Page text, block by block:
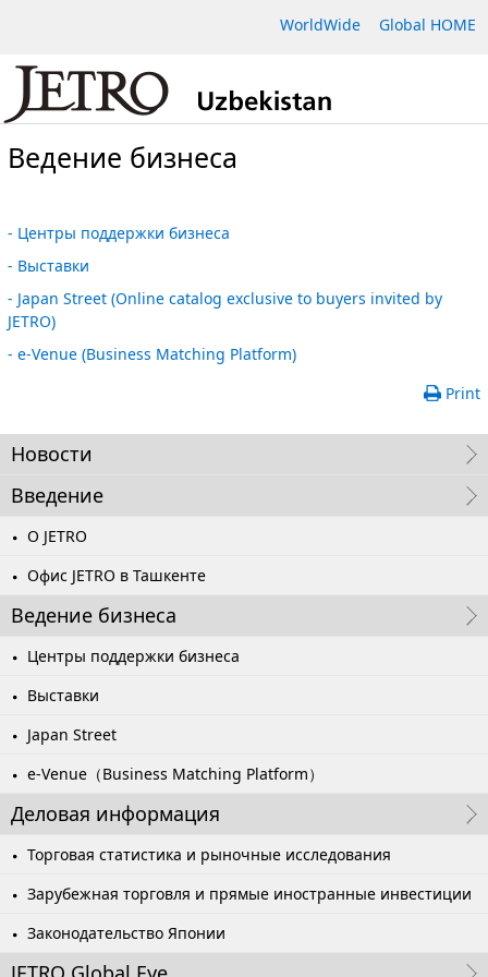
WorldWide Global HOME
Ведение бизнеса
- Центры поддержки бизнеса
- Выставки
- Japan Street (Online catalog exclusive to buyers invited by
JETRO)
- e-Venue (Business Matching Platform)
Print
Новости
Введение
О JETRO
Офис JETRO в Ташкенте
Ведение бизнеса
Центры поддержки бизнеса
Выставки
Japan Street
e-Venue（Business Matching Platform）
Деловая информация
Торговая статистика и рыночные исследования
Зарубежная торговля и прямые иностранные инвестиции
Законодательство Японии